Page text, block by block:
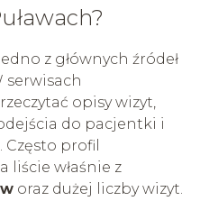
z głównych źródeł
serwisach
opisy wizyt,
do pacjentki i
profil
liście właśnie z
oraz dużej liczby wizyt.